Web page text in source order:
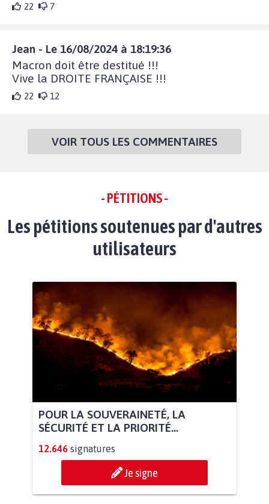
22 7
Jean - Le 16/08/2024 à 18:19:36
Macron doit être destitué !!!
Vive la DROITE FRANÇAISE !!!
22 12
VOIR TOUS LES COMMENTAIRES
- PÉTITIONS -
Les pétitions soutenues par d'autres
utilisateurs
POUR LA SOUVERAINETÉ, LA
SÉCURITÉ ET LA PRIORITÉ...
12.646 signatures
Je signe